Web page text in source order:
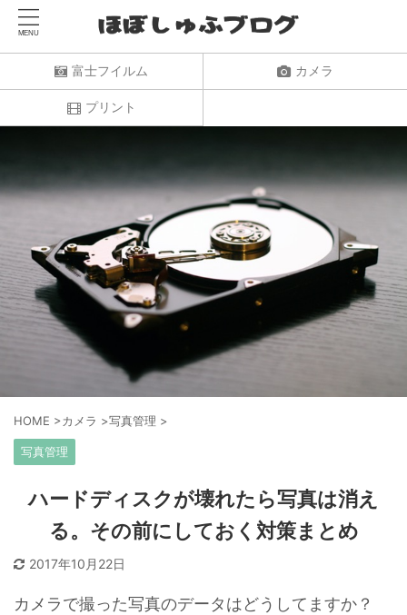
富士フイルム カメラ
プリント
HOME >カメラ >写真管理 >
写真管理
ハードディスクが壊れたら写真は消え
る。その前にしておく対策まとめ
2017年10月22日
カメラで撮った写真のデータはどうしてますか？